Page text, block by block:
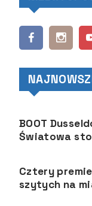
BOOT
Światowa
Cztery
szytych na